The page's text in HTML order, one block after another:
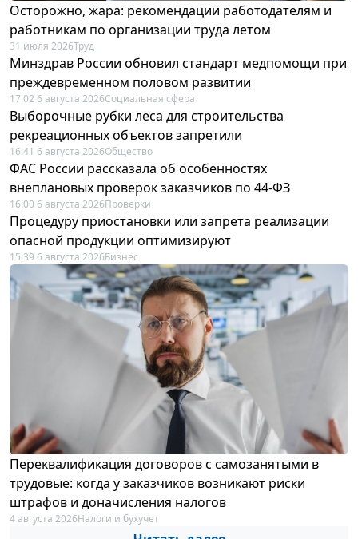
Осторожно, жара: рекомендации работодателям и
работникам по организации труда летом
31 июля 2026Труд
Минздрав России обновил стандарт медпомощи при
преждевременном половом развитии
17:02 6 августа 2026Социальная сфера
Выборочные рубки леса для строительства
рекреационных объектов запретили
16:41 6 августа 2026Общество
ФАС России рассказала об особенностях
внеплановых проверок заказчиков по 44-ФЗ
16:00 6 августа 2026Проверки
Процедуру приостановки или запрета реализации
опасной продукции оптимизируют
15:39 6 августа 2026Бизнес
Переквалификация договоров с самозанятыми в
трудовые: когда у заказчиков возникают риски
штрафов и доначисления налогов
4 августа 2026Налоги и бухучет